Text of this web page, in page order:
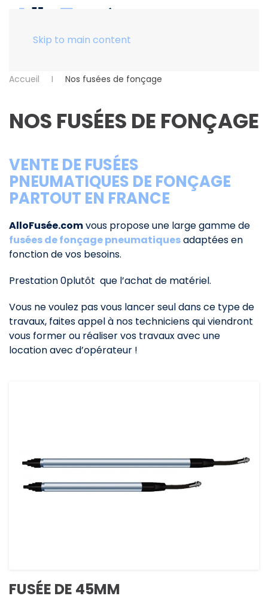
Skip to main content
Accueil Nos fusées de fonçage
NOS FUSÉES DE FONÇAGE
VENTE DE FUSÉES
PNEUMATIQUES DE FONÇAGE
PARTOUT EN FRANCE
AlloFusée.comvous propose une large gamme de
fusées de fonçage pneumatiquesadaptées en
fonction de vos besoins.
Prestation 0plutôt que l’achat de matériel.
Vous ne voulez pas vous lancer seul dans ce type de
travaux, faites appel à nos techniciens qui viendront
vous former ou réaliser vos travaux avec une
location avec d’opérateur !
FUSÉE DE 45MM